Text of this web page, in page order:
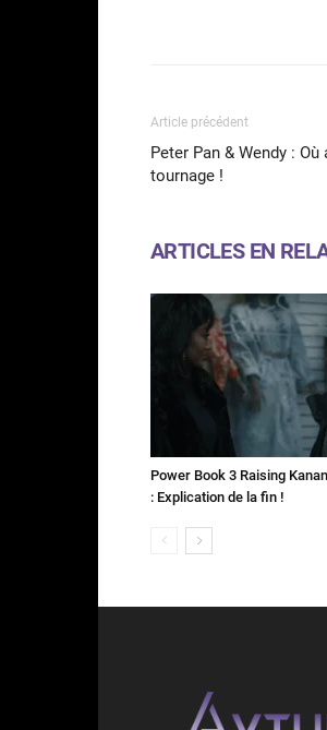
Article précédent
Peter Pan & Wendy :
tournage !
ARTICLES EN
Power Book 3 Raising
: Explication de la fin !